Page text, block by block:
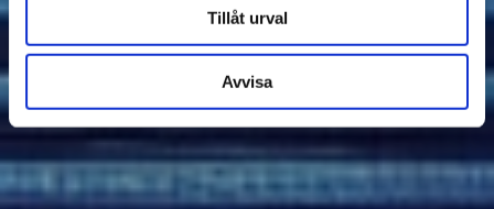
Tillåt urval
Avvisa